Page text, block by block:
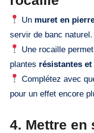
Un muret en
servir de banc naturel.
Une rocaille
plantes résistantes et
Complétez avec
pour un effet encore
4. Mettre en